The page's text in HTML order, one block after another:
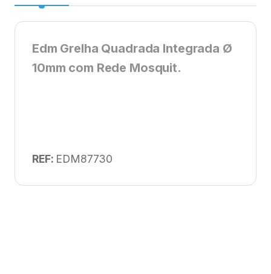
Edm Grelha Quadrada Integrada Ø
10mm com Rede Mosquit.
REF: EDM87730